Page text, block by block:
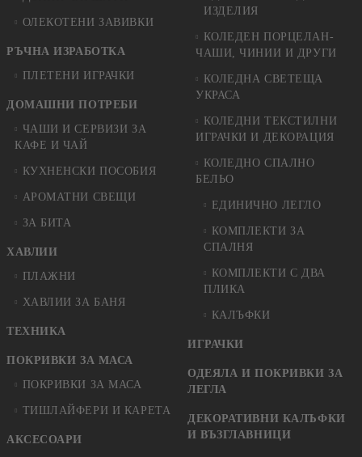
ОЛЕКОТЕНИ ЗАВИВКИ
РЪЧНА ИЗРАБОТКА
ПЛЕТЕНИ ИГРАЧКИ
ДОМАШНИ ПОТРЕБИ
ЧАШИ И СЕРВИЗИ ЗА
КАФЕ И ЧАЙ
КУХНЕНСКИ ПОСОБИЯ
АРОМАТНИ СВЕЩИ
ЗА БИТА
ХАВЛИИ
ПЛАЖНИ
ХАВЛИИ ЗА БАНЯ
ТЕХНИКА
ПОКРИВКИ ЗА МАСА
ПОКРИВКИ ЗА МАСА
ТИШЛАЙФЕРИ И КАРЕТА
АКСЕСОАРИ
ИЗДЕЛИЯ
КОЛЕДЕН ПОРЦЕЛАН-
ЧАШИ, ЧИНИИ И ДРУГИ
КОЛЕДНА СВЕТЕЩА
УКРАСА
КОЛЕДНИ ТЕКСТИЛНИ
ИГРАЧКИ И ДЕКОРАЦИЯ
КОЛЕДНO СПАЛНO
БЕЛЬО
ЕДИНИЧНО ЛЕГЛО
КОМПЛЕКТИ ЗА
СПАЛНЯ
КОМПЛЕКТИ С ДВА
ПЛИКА
КАЛЪФКИ
ИГРАЧКИ
ОДЕЯЛА И ПОКРИВКИ ЗА
ЛЕГЛА
ДЕКОРАТИВНИ КАЛЪФКИ
И ВЪЗГЛАВНИЦИ